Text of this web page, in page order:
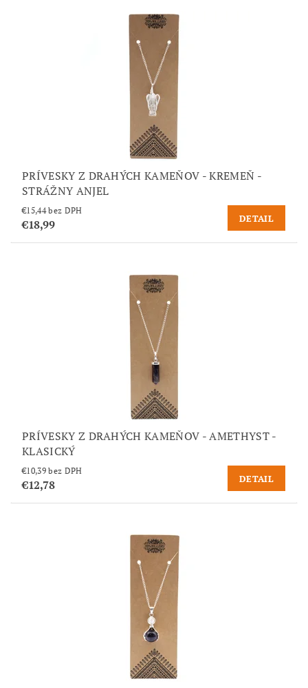
PRÍVESKY Z DRAHÝCH KAMEŇOV - KREMEŇ -
STRÁŽNY ANJEL
€15,44 bez DPH
€18,99 DETAIL
PRÍVESKY Z DRAHÝCH KAMEŇOV - AMETHYST -
KLASICKÝ
€10,39 bez DPH
€12,78 DETAIL